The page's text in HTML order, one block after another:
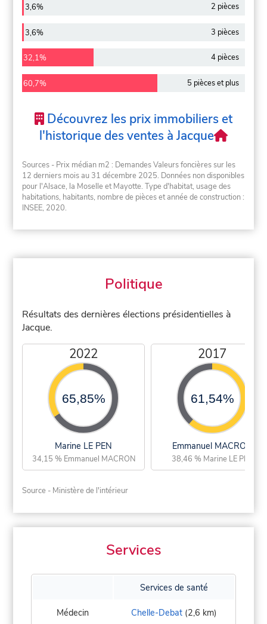
3,6% 2 pièces
3,6% 3 pièces
32,1% 4 pièces
60,7% 5 pièces et plus
Découvrez les prix immobiliers et
l'historique des ventes à Jacque
Sources - Prix médian m2 : Demandes Valeurs foncières sur les
12 derniers mois au 31 décembre 2025. Données non disponibles
pour l'Alsace, la Moselle et Mayotte. Type d'habitat, usage des
habitations, habitants, nombre de pièces et année de construction :
INSEE, 2020.
Politique
Résultats des dernières élections présidentielles à
Jacque.
2022
65,85%
Marine LE PEN
34,15 % Emmanuel MACRON
2017
61,54%
Emmanuel MACRON
38,46 % Marine LE PEN
Source - Ministère de l'intérieur
Services
Services de santé
Médecin Chelle-Debat (2,6 km)